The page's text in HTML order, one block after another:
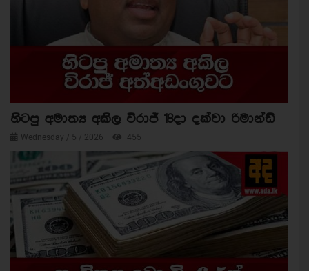
හිටපු අමාත්‍ය අකිල විරාජ් 18දා දක්වා රිමාන්ඩ්
Wednesday / 5 / 2026 455